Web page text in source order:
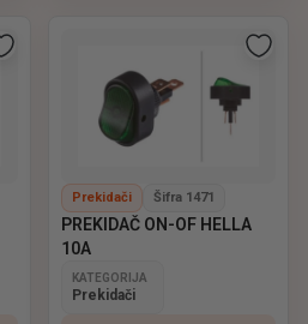
Prekidači Šifra 1471
PREKIDAČ ON-OF HELLA
10A
KATEGORIJA
Prekidači